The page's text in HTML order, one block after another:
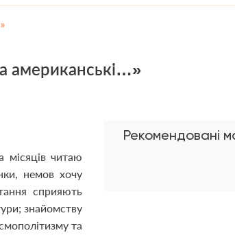
американські…»
місяців читаю
немов хочу
сприяють
знайомству
та
Рекомендовані